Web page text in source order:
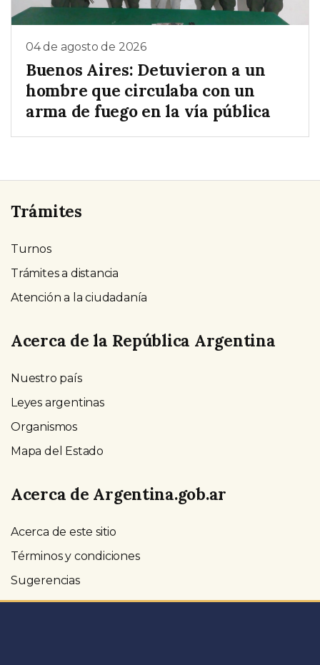
04 de agosto de 2026
Buenos Aires: Detuvieron a un
hombre que circulaba con un
arma de fuego en la vía pública
Trámites
Turnos
Trámites a distancia
Atención a la ciudadanía
Acerca de la República Argentina
Nuestro país
Leyes argentinas
Organismos
Mapa del Estado
Acerca de Argentina.gob.ar
Acerca de este sitio
Términos y condiciones
Sugerencias